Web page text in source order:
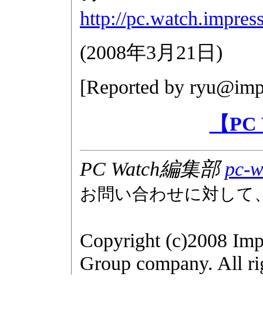
http://
(2008年3月21日)
[Reported by
【
PC Watch編集部pc-
お問い合わせに対して
Copyright (c)2008
Group company. All